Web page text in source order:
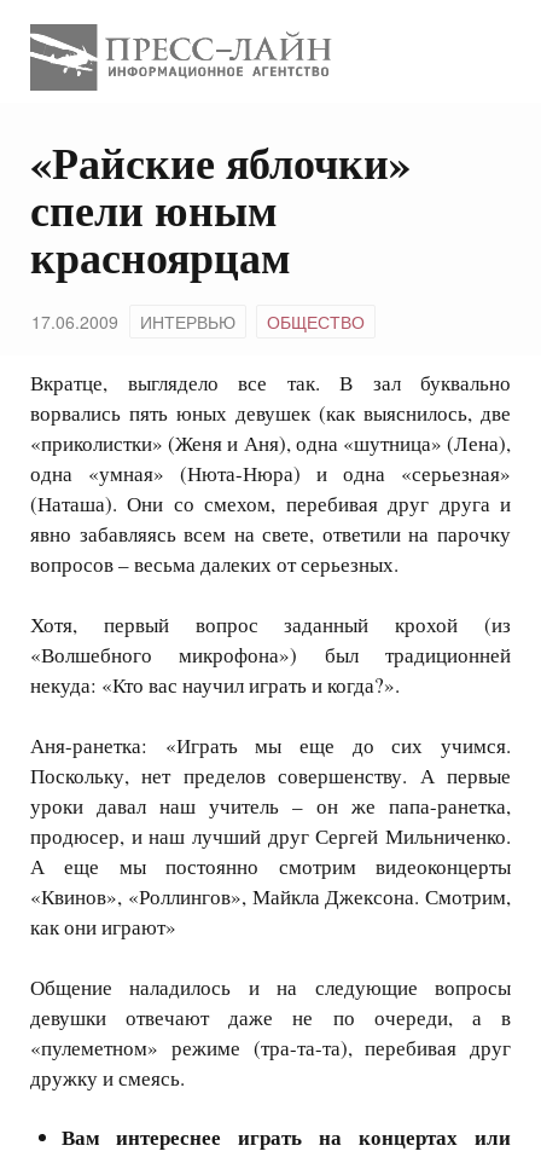
«Райские яблочки»
спели юным
красноярцам
17.06.2009 ИНТЕРВЬЮ ОБЩЕСТВО
Вкратце, выглядело все так. В зал буквально
ворвались пять юных девушек (как выяснилось, две
«приколистки» (Женя и Аня), одна «шутница» (Лена),
одна «умная» (Нюта-Нюра) и одна «серьезная»
(Наташа). Они со смехом, перебивая друг друга и
явно забавляясь всем на свете, ответили на парочку
вопросов – весьма далеких от серьезных.
Хотя, первый вопрос заданный крохой (из
«Волшебного микрофона») был традиционней
некуда: «Кто вас научил играть и когда?».
Аня-ранетка: «Играть мы еще до сих учимся.
Поскольку, нет пределов совершенству. А первые
уроки давал наш учитель – он же папа-ранетка,
продюсер, и наш лучший друг Сергей Мильниченко.
А еще мы постоянно смотрим видеоконцерты
«Квинов», «Роллингов», Майкла Джексона. Смотрим,
как они играют»
Общение наладилось и на следующие вопросы
девушки отвечают даже не по очереди, а в
«пулеметном» режиме (тра-та-та), перебивая друг
дружку и смеясь.
Вам интереснее играть на концертах или